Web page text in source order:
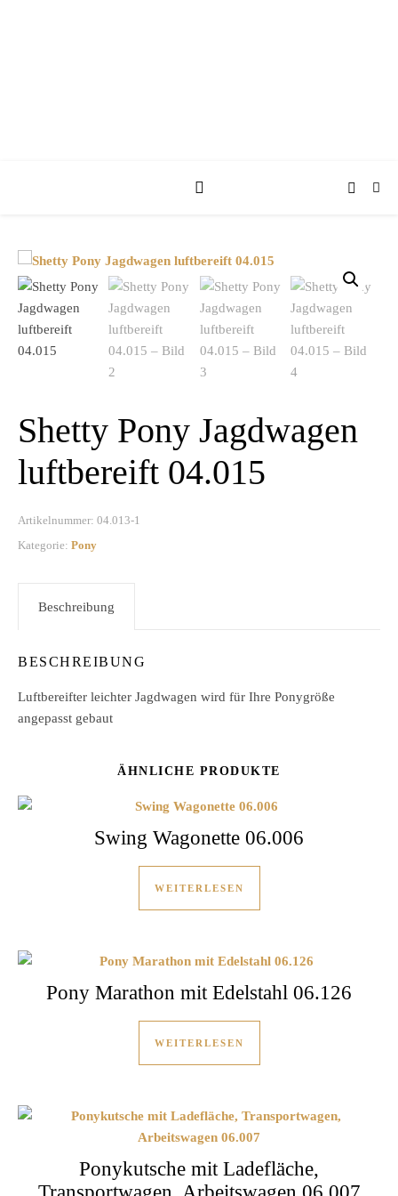
Shetty Pony Jagdwagen
luftbereift 04.015
Artikelnummer: 04.013-1
Kategorie: Pony
Beschreibung
BESCHREIBUNG
Luftbereifter leichter Jagdwagen wird für Ihre Ponygröße
angepasst gebaut
ÄHNLICHE PRODUKTE
Swing Wagonette 06.006
WEITERLESEN
Pony Marathon mit Edelstahl 06.126
WEITERLESEN
Ponykutsche mit Ladefläche,